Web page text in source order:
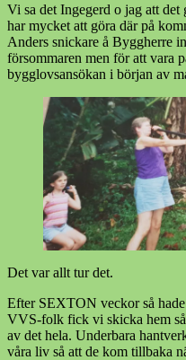
Vi sa det Ingegerd o jag att
har mycket att göra där på
Anders snickare å Byggherre
försommaren men för att vara
bygglovsansökan i början av
Det var allt tur det.
Efter SEXTON veckor så
VVS-folk fick vi skicka hem
av det hela. Underbara
våra liv så att de kom tillbaka